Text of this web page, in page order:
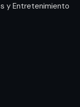
y Entretenimiento